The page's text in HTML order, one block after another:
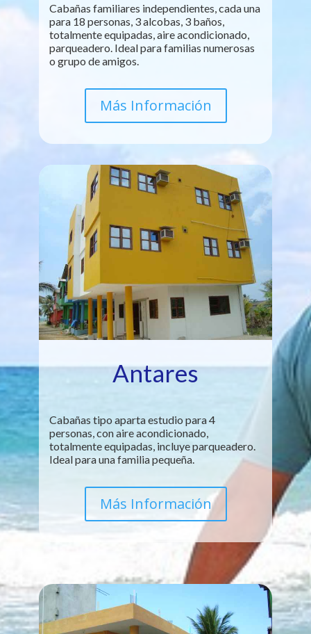
Cabañas familiares independientes, cada una
para 18 personas, 3 alcobas, 3 baños,
totalmente equipadas, aire acondicionado,
parqueadero. Ideal para familias numerosas
o grupo de amigos.
Más Información
Antares
Cabañas tipo aparta estudio para 4
personas, con aire acondicionado,
totalmente equipadas, incluye parqueadero.
Ideal para una familia pequeña.
Más Información